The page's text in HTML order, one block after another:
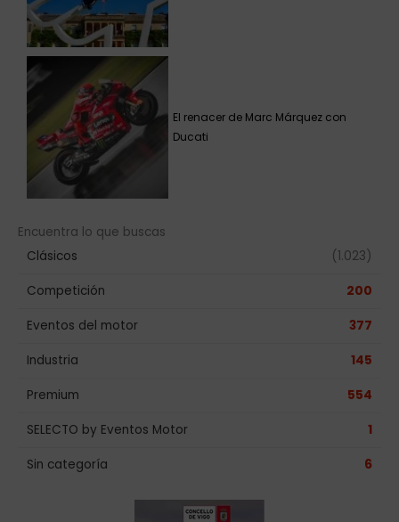
El renacer de Marc Márquez con
Ducati
Encuentra lo que buscas
Clásicos
(1.023)
Competición 200
Eventos del motor 377
Industria 145
Premium 554
SELECTO by Eventos Motor 1
Sin categoría 6